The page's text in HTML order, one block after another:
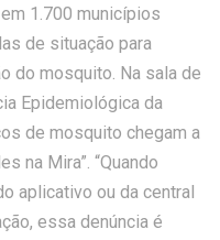
1.700 municípios
de situação para
do mosquito. Na sala de
Epidemiológica da
de mosquito chegam a
na Mira”. “Quando
aplicativo ou da central
essa denúncia é